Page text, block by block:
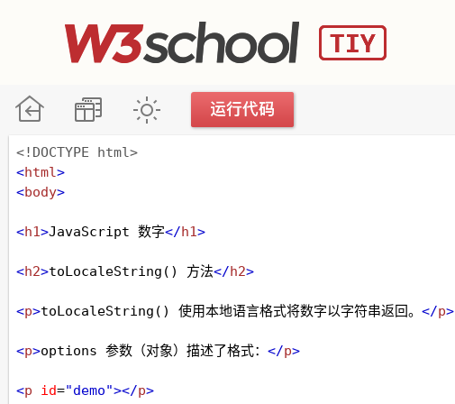
<!DOCTYPE html>
<html>
<body>
<h1>JavaScript 数字</h1>
<h2>toLocaleString() 方法</h2>
<p>toLocaleString() 使用本地语言格式将数字以字符串返回。 </p>
<p>options 参数（对象）描述了格式： </p>
<p id="demo"></p>